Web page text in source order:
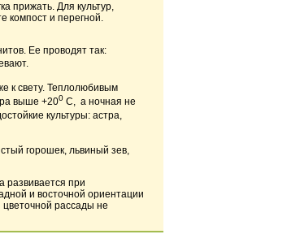
прижать. Для культур,
компост и перегной.
Ее проводят так:
к свету. Теплолюбивым
выше +200 С, а ночная не
культуры: астра,
горошек, львиный зев,
развивается при
и восточной ориентации
рассады не